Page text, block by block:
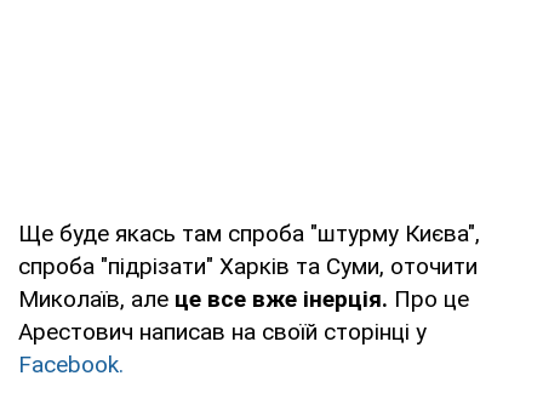
Ще буде якась там спроба "штурму Києва",
спроба "підрізати" Харків та Суми, оточити
Миколаїв, але це все вже інерція. Про це
Арестович написав на своїй сторінці у
Facebook.